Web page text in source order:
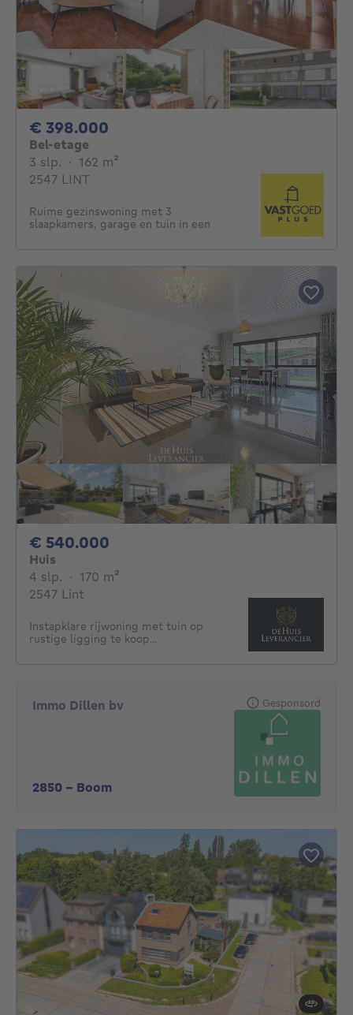
€ 398.000
Bel-etage
3 slp. 3 slaapkamers
· 162 m²
2547 LINT
Ruime gezinswoning met 3
slaapkamers, garage en tuin in een
€ 540.000
Huis
4 slp. 4 slaapkamers
· 170 m²
2547 Lint
Instapklare rijwoning met tuin op
rustige ligging te koop...
Immo Dillen bv
2850 - Boom
Gesponsord